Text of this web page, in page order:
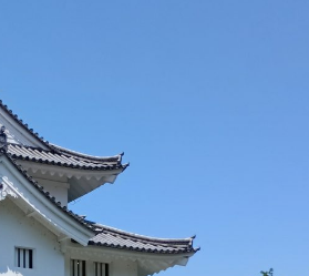
社長が見返せる判断材料を残します。